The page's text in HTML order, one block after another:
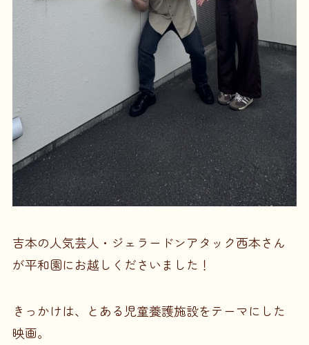
吉本の人気芸人・ジェラードンアタック西本さん
が平和園にお越しくださいました！
きっかけは、とある児童養護施設をテーマにした
映画。